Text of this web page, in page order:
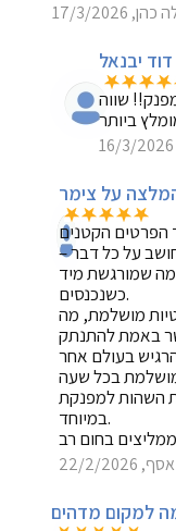
17/3/2026
יבנאל
שווה
על צימר
הפרטים הקטנים
על כל דבר –
שמורגשת מיד
כשנכנסים.
מושלמת, מה
באמת להתנתק
בכל שעה
השהות למפנקת
במיוחד.
אסף, 22/2/2026
למקום מדהים